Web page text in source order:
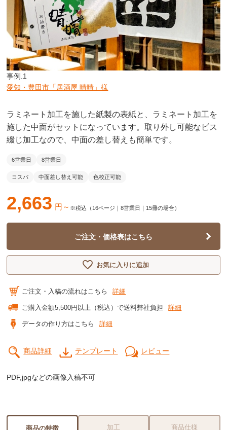
事例.1
愛知・豊田市「居酒屋 晴晴」様
ラミネート加工を施した紙製の表紙と、ラミネート加工を
施した中面がセットになっています。取り外し可能なビス
綴じ加工なので、中面の差し替えも簡単です。
6営業日 8営業日
コスパ 中面差し替え可能 色校正可能
2,663 円～ ※税込（16ページ｜8営業日｜15冊の場合）
ご注文・価格表はこちら
お気に入りに追加
ご注文・入稿の流れはこちら 詳細
ご購入金額5,500円以上（税込）で送料弊社負担 詳細
データの作り方はこちら 詳細
商品詳細 テンプレート レビュー
PDF,jpgなどの画像入稿不可
商品の特徴 加工 商品仕様